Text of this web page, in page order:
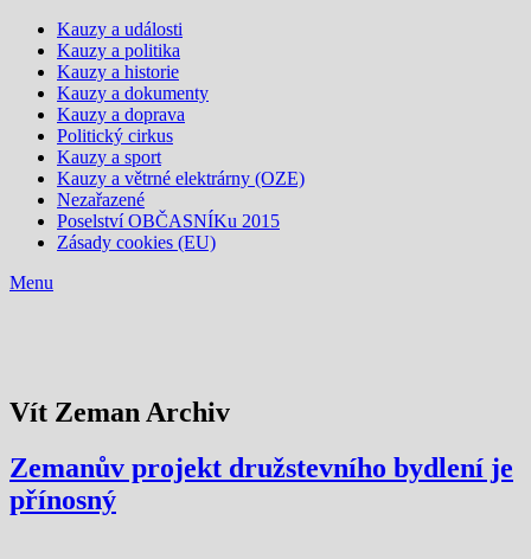
Kauzy a události
Kauzy a politika
Kauzy a historie
Kauzy a dokumenty
Kauzy a doprava
Politický cirkus
Kauzy a sport
Kauzy a větrné elektrárny (OZE)
Nezařazené
Poselství OBČASNÍKu 2015
Zásady cookies (EU)
Menu
Vít Zeman Archiv
Zemanův projekt družstevního bydlení je
přínosný